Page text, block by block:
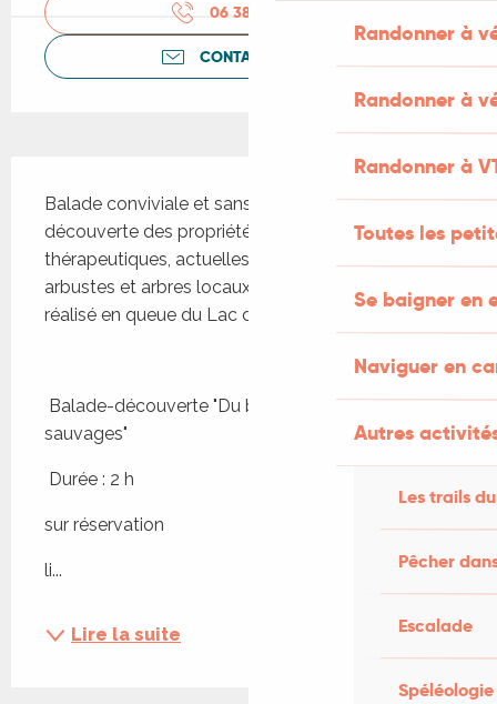
Randonner à
Randonner à
Randonner à
Toutes les
Se baigner en
Naviguer en
Autres
Les trails
Pêcher
Escalade
Spéléologie
06 38 03 36
CONTACTEZ-NOUS
Balade conviviale et sans difficultés, à la
découverte des propriétés culinaires ou
thérapeutiques, actuelles ou passées, des herbes,
arbustes et arbres locaux sur un petit parcours
réalisé en queue du Lac de Tolerme
sauvages"
Durée : 2 h
sur réservation
li...
Lire la suite